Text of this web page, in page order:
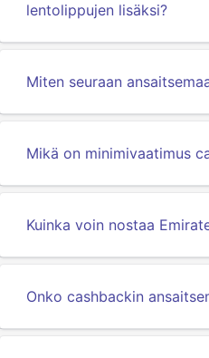
lentolippujen lisäksi?
Miten seuraan
Mikä on minimivaatimus
Kuinka voin nostaa
Onko cashbackin